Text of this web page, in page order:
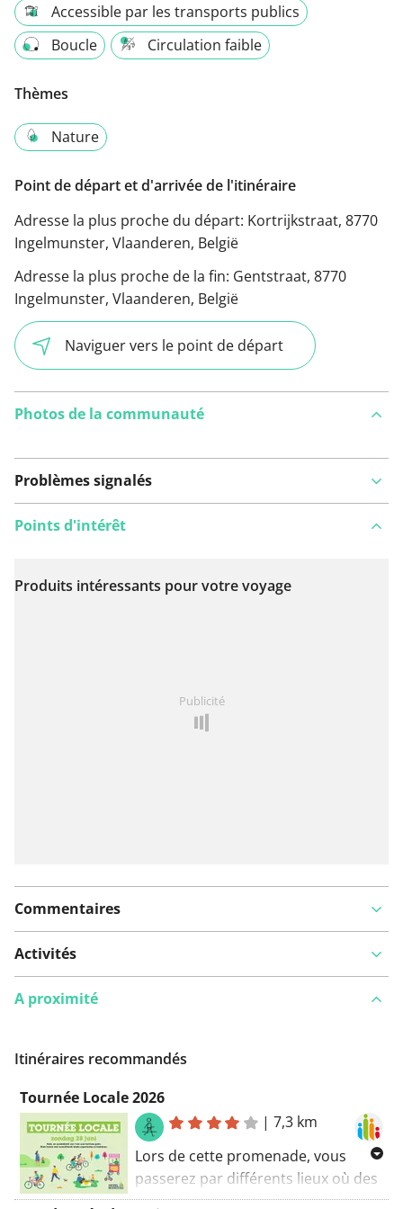
Accessible par les transports publics
Boucle
Circulation faible
Thèmes
Nature
Point de départ et d'arrivée de l'itinéraire
Adresse la plus proche du départ: Kortrijkstraat, 8770
Ingelmunster, Vlaanderen, België
Adresse la plus proche de la fin: Gentstraat, 8770
Ingelmunster, Vlaanderen, België
Naviguer vers le point de départ
Photos de la communauté
Problèmes signalés
Voir sur la carte
Points d'intérêt
Produits intéressants pour votre voyage
Publicité
Commentaires
Activités
A proximité
Itinéraires recommandés
Tournée Locale 2026
|7,3 km
Lors de cette promenade, vous
passerez par différents lieux où des
organisations, commerçants et